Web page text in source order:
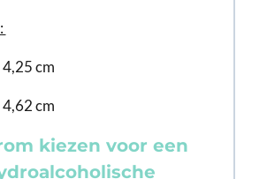
cm
cm
kiezen voor een